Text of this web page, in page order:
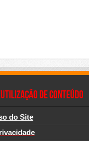
de Conteúdo
do Site